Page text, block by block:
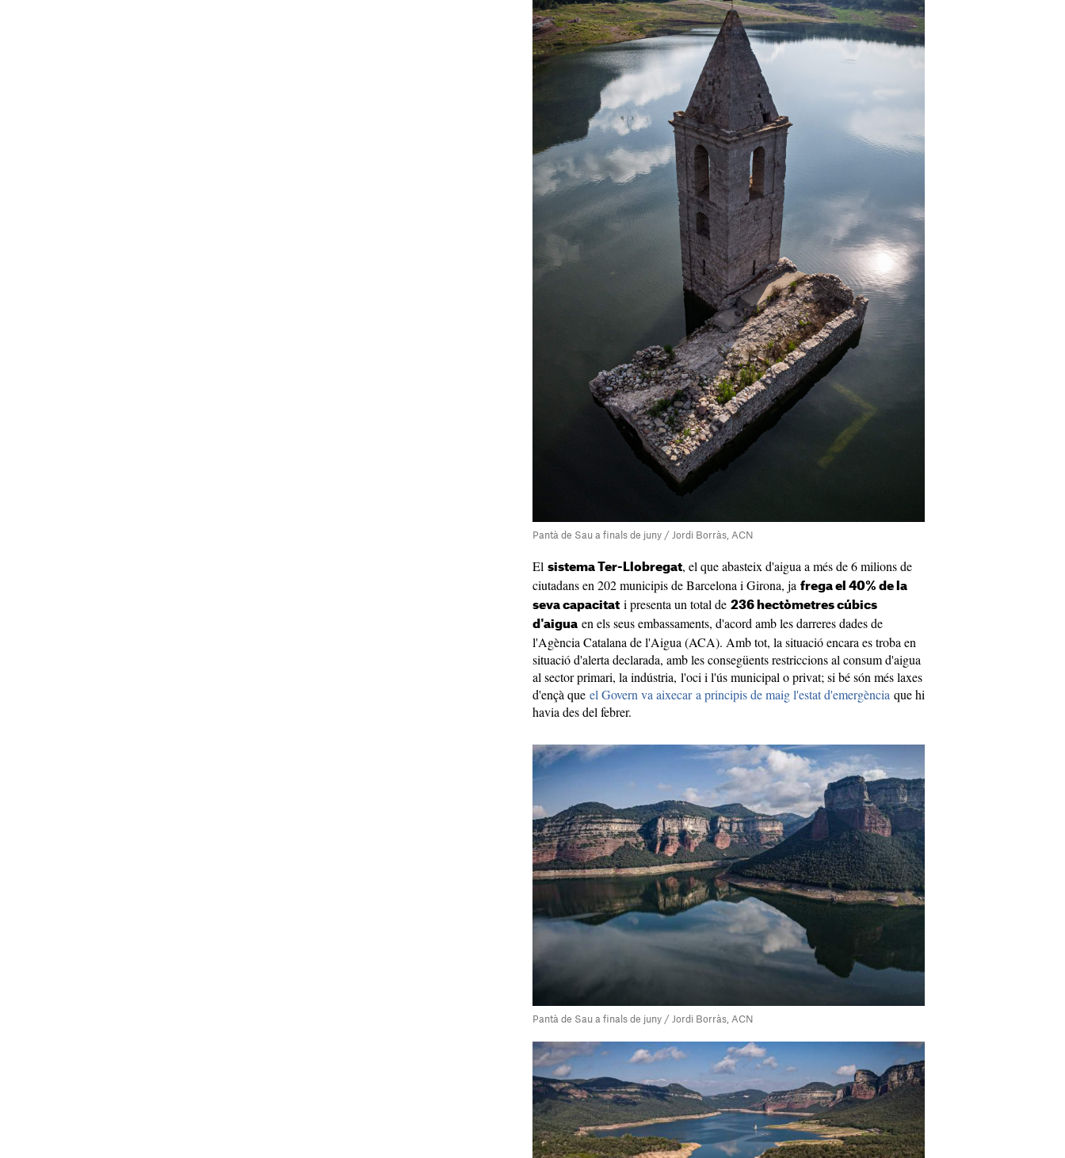
Pantà de Sau a finals de juny / Jordi Borràs, ACN
El sistema Ter-Llobregat, el que abasteix d'aigua a més de 6 milions de
ciutadans en 202 municipis de Barcelona i Girona, ja frega el 40% de la
seva capacitat i presenta un total de 236 hectòmetres cúbics
d'aigua en els seus embassaments, d'acord amb les darreres dades de
l'Agència Catalana de l'Aigua (ACA). Amb tot, la situació encara es troba en
situació d'alerta declarada, amb les consegüents restriccions al consum d'aigua
al sector primari, la indústria, l'oci i l'ús municipal o privat; si bé són més laxes
d'ençà que el Govern va aixecar a principis de maig l'estat d'emergència que hi
havia des del febrer.
Pantà de Sau a finals de juny / Jordi Borràs, ACN